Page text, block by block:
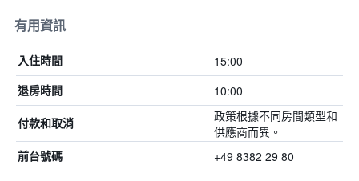
有用資訊
入住時間 15:00
退房時間 10:00
付款和取消
政策根據不同房間類型和
供應商而異。
前台號碼 +49 8382 29 80